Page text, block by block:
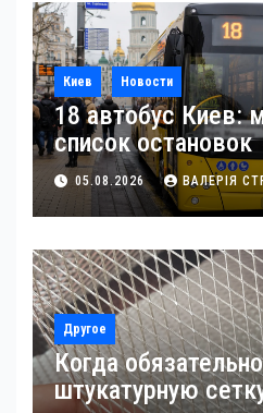
Киев Новости
18 автобус Киев:
список остановок
05.08.2026 ВАЛЕРІЯ
Другое
Когда
штукатурную